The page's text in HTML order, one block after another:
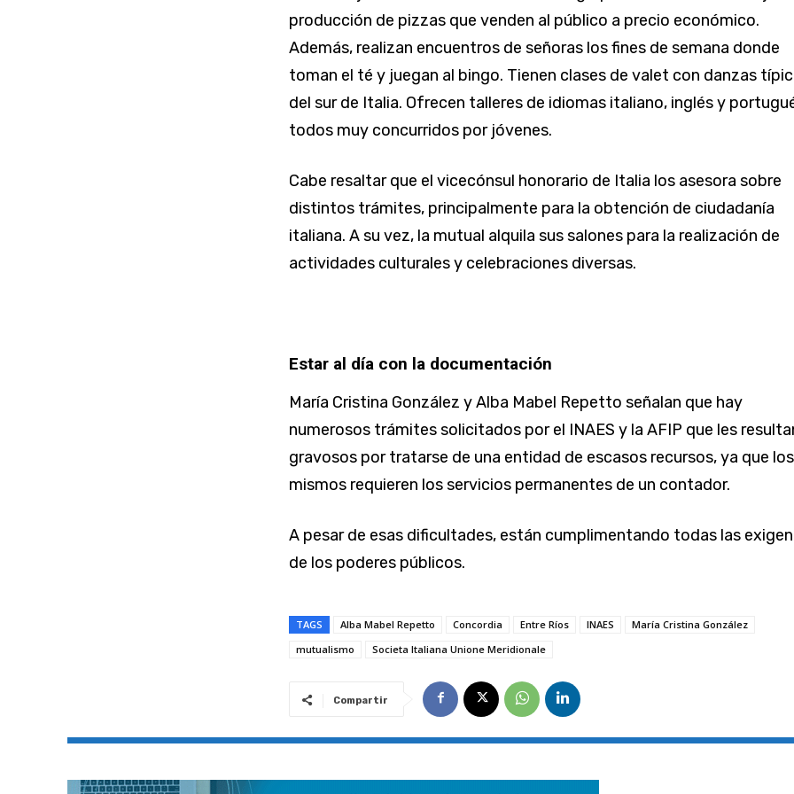
producción de pizzas que venden al público a precio económico.
Además, realizan encuentros de señoras los fines de semana donde
toman el té y juegan al bingo. Tienen clases de valet con danzas
del sur de Italia. Ofrecen talleres de idiomas italiano, inglés y
todos muy concurridos por jóvenes.
Cabe resaltar que el vicecónsul honorario de Italia los asesora sobre
distintos trámites, principalmente para la obtención de ciudadanía
italiana. A su vez, la mutual alquila sus salones para la realización de
actividades culturales y celebraciones diversas.
Estar al día con la documentación
María Cristina González y Alba Mabel Repetto señalan que hay
numerosos trámites solicitados por el INAES y la AFIP que les
gravosos por tratarse de una entidad de escasos recursos, ya que los
mismos requieren los servicios permanentes de un contador.
A pesar de esas dificultades, están cumplimentando todas las
de los poderes públicos.
TAGS Alba Mabel Repetto Concordia Entre Ríos INAES
María Cristina González
mutualismo
Societa Italiana Unione Meridionale
Compartir